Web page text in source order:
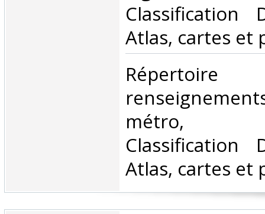
Classification
Atlas, cartes et
métro,
Classification
Atlas, cartes et